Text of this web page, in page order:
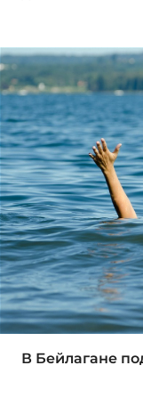
В Бейлагане